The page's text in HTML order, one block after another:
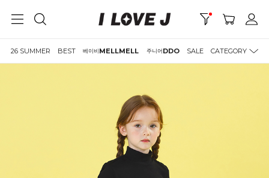
26 SUMMER BEST 베이비MELLMELL 주니어DDO SALE CATEGORY